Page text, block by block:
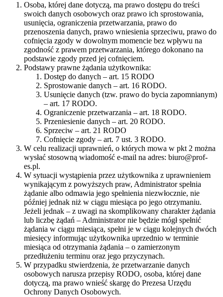
Osoba, której dane dotyczą, ma prawo dostępu do treści
swoich danych osobowych oraz prawo ich sprostowania,
usunięcia, ograniczenia przetwarzania, prawo do
przenoszenia danych, prawo wniesienia sprzeciwu, prawo do
cofnięcia zgody w dowolnym momencie bez wpływu na
zgodność z prawem przetwarzania, którego dokonano na
podstawie zgody przed jej cofnięciem.
Podstawy prawne żądania użytkownika:
Dostęp do danych – art. 15 RODO
Sprostowanie danych – art. 16 RODO.
Usunięcie danych (tzw. prawo do bycia zapomnianym)
– art. 17 RODO.
Ograniczenie przetwarzania – art. 18 RODO.
Przeniesienie danych – art. 20 RODO.
Sprzeciw – art. 21 RODO
Cofnięcie zgody – art. 7 ust. 3 RODO.
W celu realizacji uprawnień, o których mowa w pkt 2 można
wysłać stosowną wiadomość e-mail na adres: biuro@prof-
es.pl.
W sytuacji wystąpienia przez użytkownika z uprawnieniem
wynikającym z powyższych praw, Administrator spełnia
żądanie albo odmawia jego spełnienia niezwłocznie, nie
później jednak niż w ciągu miesiąca po jego otrzymaniu.
Jeżeli jednak – z uwagi na skomplikowany charakter żądania
lub liczbę żądań – Administrator nie będzie mógł spełnić
żądania w ciągu miesiąca, spełni je w ciągu kolejnych dwóch
miesięcy informując użytkownika uprzednio w terminie
miesiąca od otrzymania żądania – o zamierzonym
przedłużeniu terminu oraz jego przyczynach.
W przypadku stwierdzenia, że przetwarzanie danych
osobowych narusza przepisy RODO, osoba, której dane
dotyczą, ma prawo wnieść skargę do Prezesa Urzędu
Ochrony Danych Osobowych.